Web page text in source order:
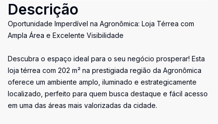
Descrição
Oportunidade Imperdível na Agronômica: Loja Térrea com
Ampla Área e Excelente Visibilidade
Descubra o espaço ideal para o seu negócio prosperar! Esta
loja térrea com 202 m² na prestigiada região da Agronômica
oferece um ambiente amplo, iluminado e estrategicamente
localizado, perfeito para quem busca destaque e fácil acesso
em uma das áreas mais valorizadas da cidade.